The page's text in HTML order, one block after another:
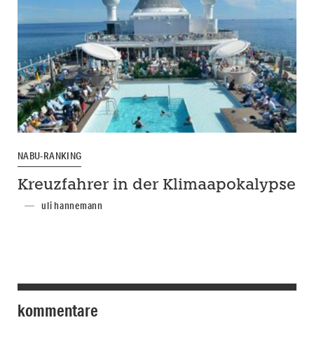
NABU-RANKING
Kreuzfahrer in der Klimaapokalypse
uli hannemann
kommentare